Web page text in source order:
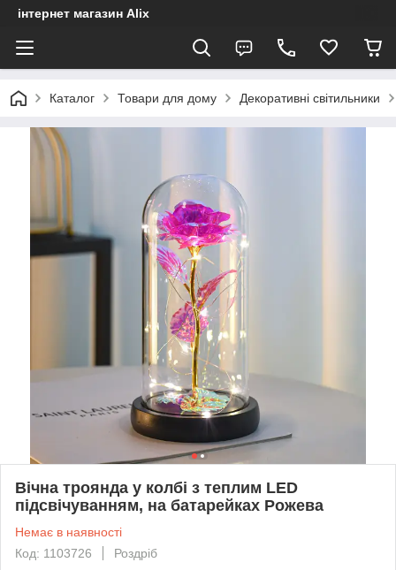
інтернет магазин Alix
Каталог Товари для дому Декоративні світильники
Вічна троянда у колбі з теплим LED
підсвічуванням, на батарейках Рожева
Немає в наявності
Код: 1103726
Роздріб